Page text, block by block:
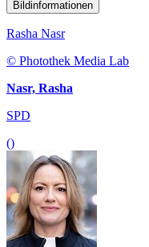
Bildinformationen
Rasha Nasr
© Photothek Media Lab
Nasr, Rasha
SPD
()